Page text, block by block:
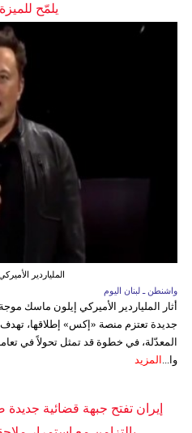
يلمّح
الملياردير
واشنطن ـ لبنان اليوم
أثار الملياردير الأميركي إيلون ماسك
جديدة تعتزم منصة «إكس» إطلاقها،
المعدّلة، في خطوة قد تمثل تحولاً في
وا... المزيد
إيران تفتح جبهة قضائية